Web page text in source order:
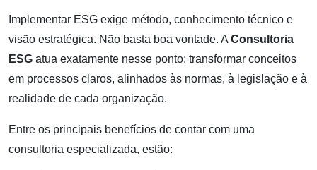
Implementar ESG exige método, conhecimento técnico e
visão estratégica. Não basta boa vontade. A Consultoria
ESG atua exatamente nesse ponto: transformar conceitos
em processos claros, alinhados às normas, à legislação e à
realidade de cada organização.
Entre os principais benefícios de contar com uma
consultoria especializada, estão: